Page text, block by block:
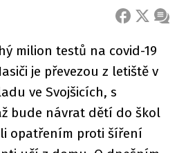
FACEBOOK
X
milion testů na covid-19
je převezou z letiště v
ve Svojšicích, s
bude návrat dětí do škol
opatřením proti šíření